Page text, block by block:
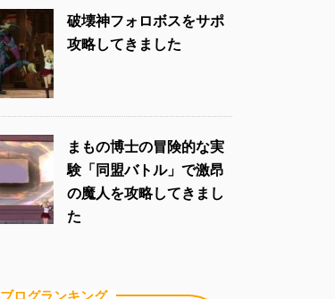
破壊神フォロボスをサポ
攻略してきました
まもの博士の冒険的な実
験「同盟バトル」で激昂
の魔人を攻略してきまし
た